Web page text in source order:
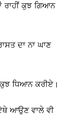
ਰਾਹੀਂ ਕੁਝ ਗਿਆਨ
ਦਾ ਨਾ ਘਾਣ
ਧਿਆਨ ਕਰੀਏ।
ਆਉਣ ਵਾਲੇ ਵੀ